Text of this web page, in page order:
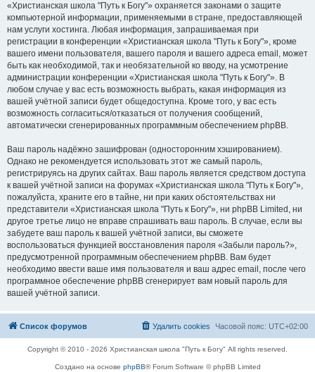
«Христианская школа "Путь к Богу"» охраняется законами о защите
компьютерной информации, применяемыми в стране, предоставляющей
нам услуги хостинга. Любая информация, запрашиваемая при
регистрации в конференции «Христианская школа "Путь к Богу"», кроме
вашего имени пользователя, вашего пароля и вашего адреса email, может
быть как необходимой, так и необязательной ко вводу, на усмотрение
администрации конференции «Христианская школа "Путь к Богу"». В
любом случае у вас есть возможность выбрать, какая информация из
вашей учётной записи будет общедоступна. Кроме того, у вас есть
возможность согласиться/отказаться от получения сообщений,
автоматически сгенерированных программным обеспечением phpBB.
Ваш пароль надёжно зашифрован (односторонним хэшированием).
Однако не рекомендуется использовать этот же самый пароль,
регистрируясь на других сайтах. Ваш пароль является средством доступа
к вашей учётной записи на форумах «Христианская школа "Путь к Богу"»,
пожалуйста, храните его в тайне, ни при каких обстоятельствах ни
представители «Христианская школа "Путь к Богу"», ни phpBB Limited, ни
другое третье лицо не вправе спрашивать ваш пароль. В случае, если вы
забудете ваш пароль к вашей учётной записи, вы сможете
воспользоваться функцией восстановления пароля «Забыли пароль?»,
предусмотренной программным обеспечением phpBB. Вам будет
необходимо ввести ваше имя пользователя и ваш адрес email, после чего
программное обеспечение phpBB сгенерирует вам новый пароль для
вашей учётной записи.
Список форумов Часовой пояс: UTC+02:00
Удалить cookies
Copyright © 2010 - 2026 Христианская школа "Путь к Богу" All rights reserved.
Создано на основе phpBB® Forum Software © phpBB Limited